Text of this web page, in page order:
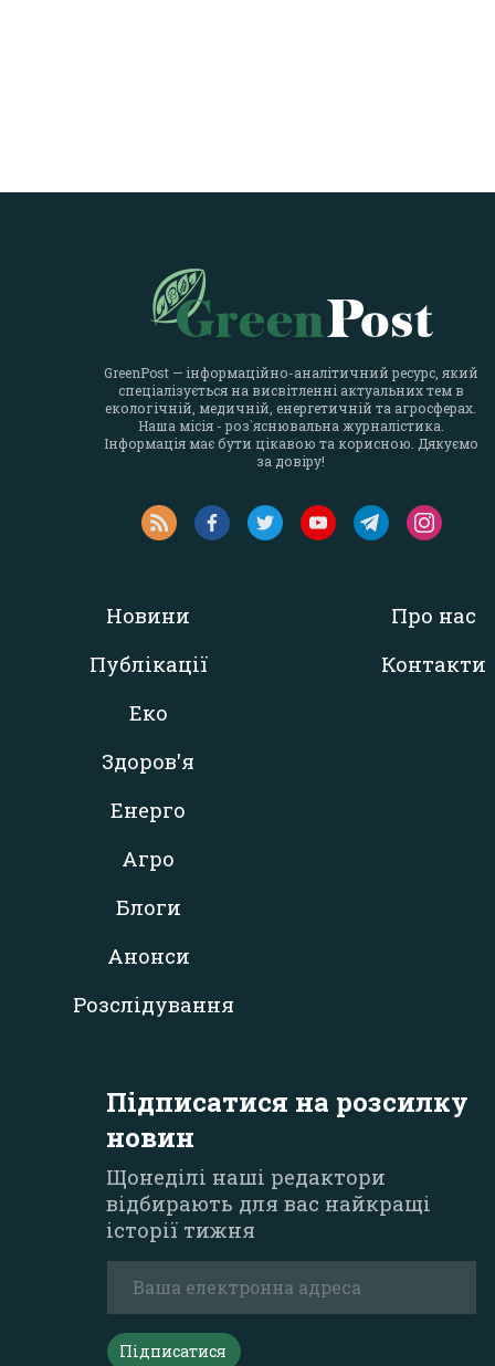
GreenPost — інформаційно-аналітичний ресурс, який
спеціалізується на висвітленні актуальних тем в
екологічній, медичній, енергетичній та агросферах.
Наша місія - роз`яснювальна журналістика.
Інформація має бути цікавою та корисною. Дякуємо
за довіру!
Новини
Публікації
Еко
Здоров'я
Енерго
Агро
Блоги
Анонси
Розслідування
Про нас
Контакти
Підписатися на розсилку
новин
Щонеділі наші редактори
відбирають для вас найкращі
історії тижня
Підписатися